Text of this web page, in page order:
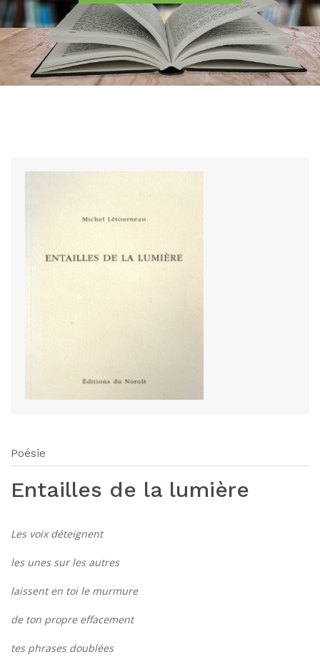
Poésie
Entailles de la lumière
Les voix déteignent
les unes sur les autres
laissent en toi le murmure
de ton propre effacement
tes phrases doublées